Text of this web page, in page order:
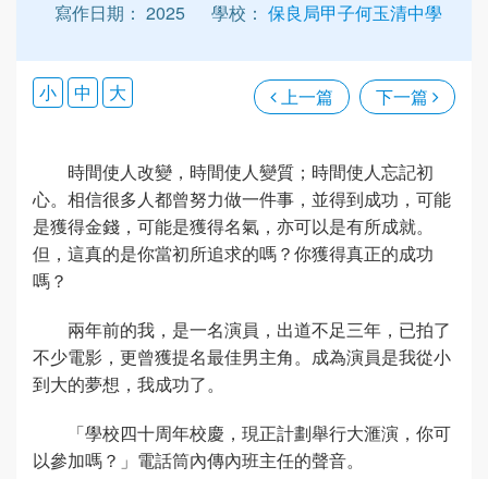
寫作日期： 2025
學校： 保良局甲子何玉清中學
上一篇 下一篇
小 中 大
時間使人改變，時間使人變質；時間使人忘記初
心。相信很多人都曾努力做一件事，並得到成功，可能
是獲得金錢，可能是獲得名氣，亦可以是有所成就。
但，這真的是你當初所追求的嗎？你獲得真正的成功
嗎？
兩年前的我，是一名演員，出道不足三年，已拍了
不少電影，更曾獲提名最佳男主角。成為演員是我從小
到大的夢想，我成功了。
「學校四十周年校慶，現正計劃舉行大滙演，你可
以參加嗎？」電話筒內傳內班主任的聲音。